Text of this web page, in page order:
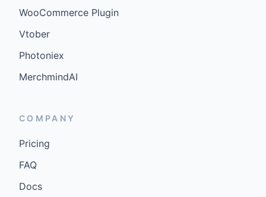
WooCommerce Plugin
Vtober
Photoniex
MerchmindAI
COMPANY
Pricing
FAQ
Docs